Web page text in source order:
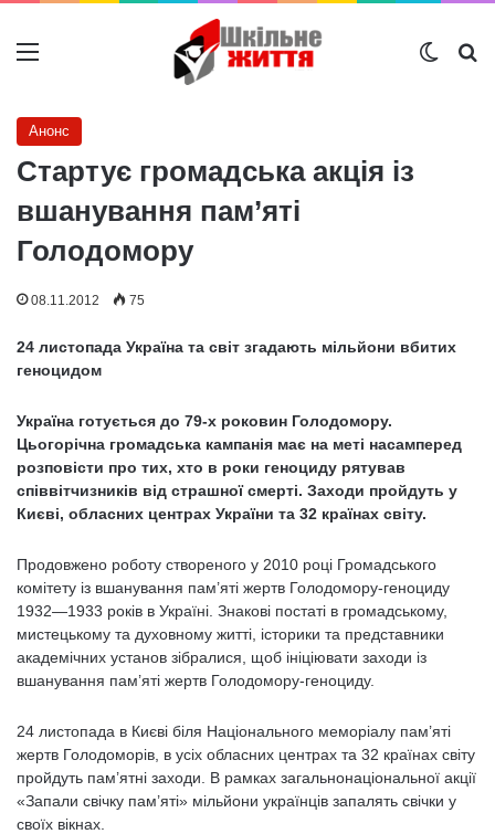
Меню
Анонс
Стартує громадська акція із
вшанування пам’яті
Голодомору
08.11.2012 75
24 листопада Україна та світ згадають мільйони вбитих
геноцидом
Україна готується до 79-х роковин Голодомору.
Цьогорічна громадська кампанія має на меті насамперед
розповісти про тих, хто в роки геноциду рятував
співвітчизників від страшної смерті. Заходи пройдуть у
Києві, обласних центрах України та 32 країнах світу.
Продовжено роботу створеного у 2010 році Громадського
комітету із вшанування пам’яті жертв Голодомору-геноциду
1932—1933 років в Україні. Знакові постаті в громадському,
мистецькому та духовному житті, історики та представники
академічних установ зібралися, щоб ініціювати заходи із
вшанування пам’яті жертв Голодомору-геноциду.
24 листопада в Києві біля Національного меморіалу пам’яті
жертв Голодоморів, в усіх обласних центрах та 32 країнах світу
пройдуть пам’ятні заходи. В рамках загальнонаціональної акції
«Запали свічку пам’яті» мільйони українців запалять свічки у
своїх вікнах.